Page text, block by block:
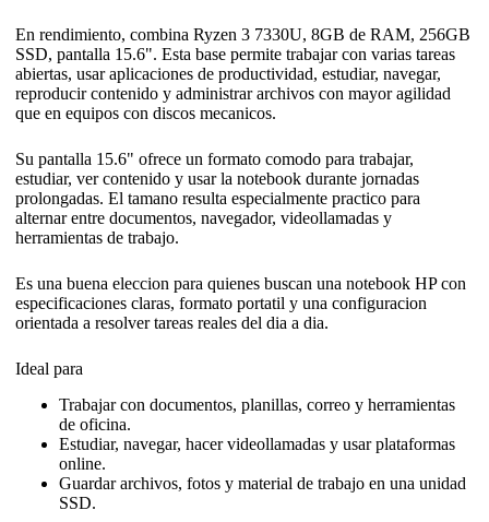
En rendimiento, combina Ryzen 3 7330U, 8GB de RAM, 256GB
SSD, pantalla 15.6". Esta base permite trabajar con varias tareas
abiertas, usar aplicaciones de productividad, estudiar, navegar,
reproducir contenido y administrar archivos con mayor agilidad
que en equipos con discos mecanicos.
Su pantalla 15.6" ofrece un formato comodo para trabajar,
estudiar, ver contenido y usar la notebook durante jornadas
prolongadas. El tamano resulta especialmente practico para
alternar entre documentos, navegador, videollamadas y
herramientas de trabajo.
Es una buena eleccion para quienes buscan una notebook HP con
especificaciones claras, formato portatil y una configuracion
orientada a resolver tareas reales del dia a dia.
Ideal para
Trabajar con documentos, planillas, correo y herramientas
de oficina.
Estudiar, navegar, hacer videollamadas y usar plataformas
online.
Guardar archivos, fotos y material de trabajo en una unidad
SSD.